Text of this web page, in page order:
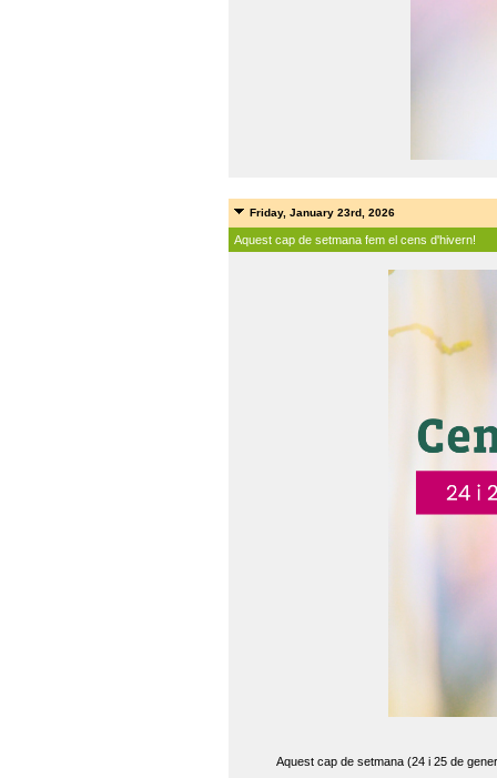
Friday, January 23rd, 2026
Aquest cap de setmana fem el cens d'hivern!
Aquest cap de setmana (24 i 25 de